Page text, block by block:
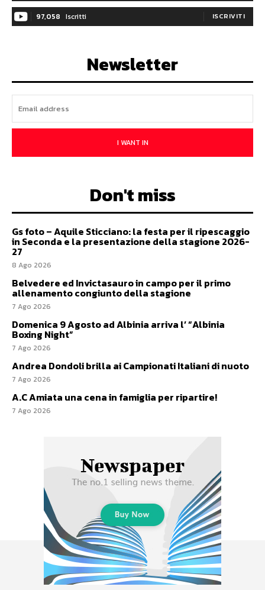
97,058 Iscritti ISCRIVITI
Newsletter
I WANT IN
Don't miss
Gs foto – Aquile Sticciano: la festa per il ripescaggio
in Seconda e la presentazione della stagione 2026-
27
8 Ago 2026
Belvedere ed Invictasauro in campo per il primo
allenamento congiunto della stagione
7 Ago 2026
Domenica 9 Agosto ad Albinia arriva l’ “Albinia
Boxing Night”
7 Ago 2026
Andrea Dondoli brilla ai Campionati Italiani di nuoto
7 Ago 2026
A.C Amiata una cena in famiglia per ripartire!
7 Ago 2026